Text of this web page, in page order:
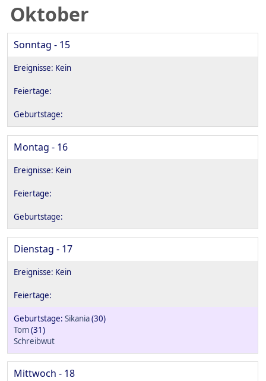
Oktober
Sonntag - 15
Montag - 16
Dienstag - 17
Sikania(30)
Tom(31)
Schreibwut
Mittwoch - 18